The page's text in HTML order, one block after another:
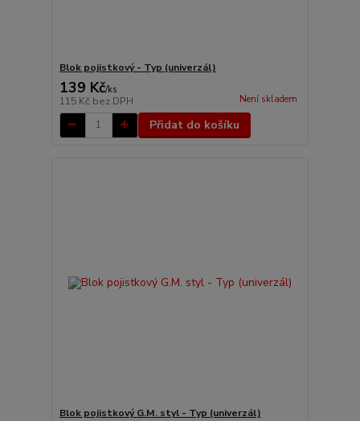
Blok pojistkový - Typ (univerzál)
139 Kč/ks
115 Kč bez DPH Není skladem
Přidat do košíku
Blok pojistkový G.M. styl - Typ (univerzál)